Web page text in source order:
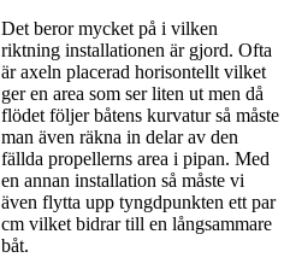
Det beror mycket på i vilken
riktning installationen är gjord. Ofta
är axeln placerad horisontellt vilket
ger en area som ser liten ut men då
flödet följer båtens kurvatur så måste
man även räkna in delar av den
fällda propellerns area i pipan. Med
en annan installation så måste vi
även flytta upp tyngdpunkten ett par
cm vilket bidrar till en långsammare
båt.